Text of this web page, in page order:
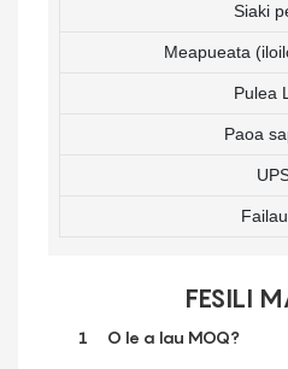
Siaki
Meapueata
Pulea
Paoa
FESILI
1 O le a lau MOQ?